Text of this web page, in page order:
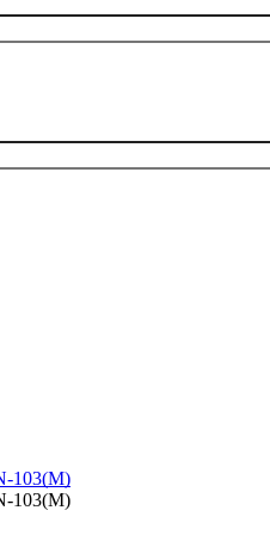
103(M)
103(M)